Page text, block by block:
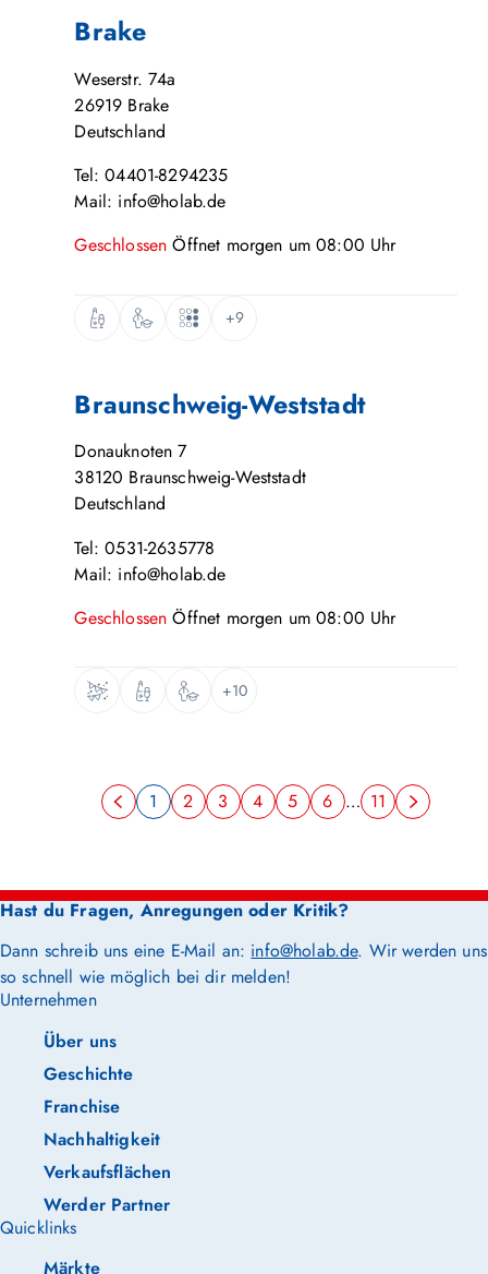
Brake
Weserstr. 74a
26919 Brake
Deutschland
Tel: 04401-8294235
Mail: info@holab.de
GeschlossenÖffnet morgen um08:00 Uhr
+9
Braunschweig-Weststadt
Donauknoten 7
38120 Braunschweig-Weststadt
Deutschland
Tel: 0531-2635778
Mail: info@holab.de
GeschlossenÖffnet morgen um08:00 Uhr
+10
1 2 3 4 5 6 … 11
Hast du Fragen, Anregungen oder Kritik?
Dann schreib uns eine E-Mail an: info@holab.de. Wir werden uns
so schnell wie möglich bei dir melden!
Unternehmen
Über uns
Geschichte
Franchise
Nachhaltigkeit
Verkaufsflächen
Werder Partner
Quicklinks
Märkte